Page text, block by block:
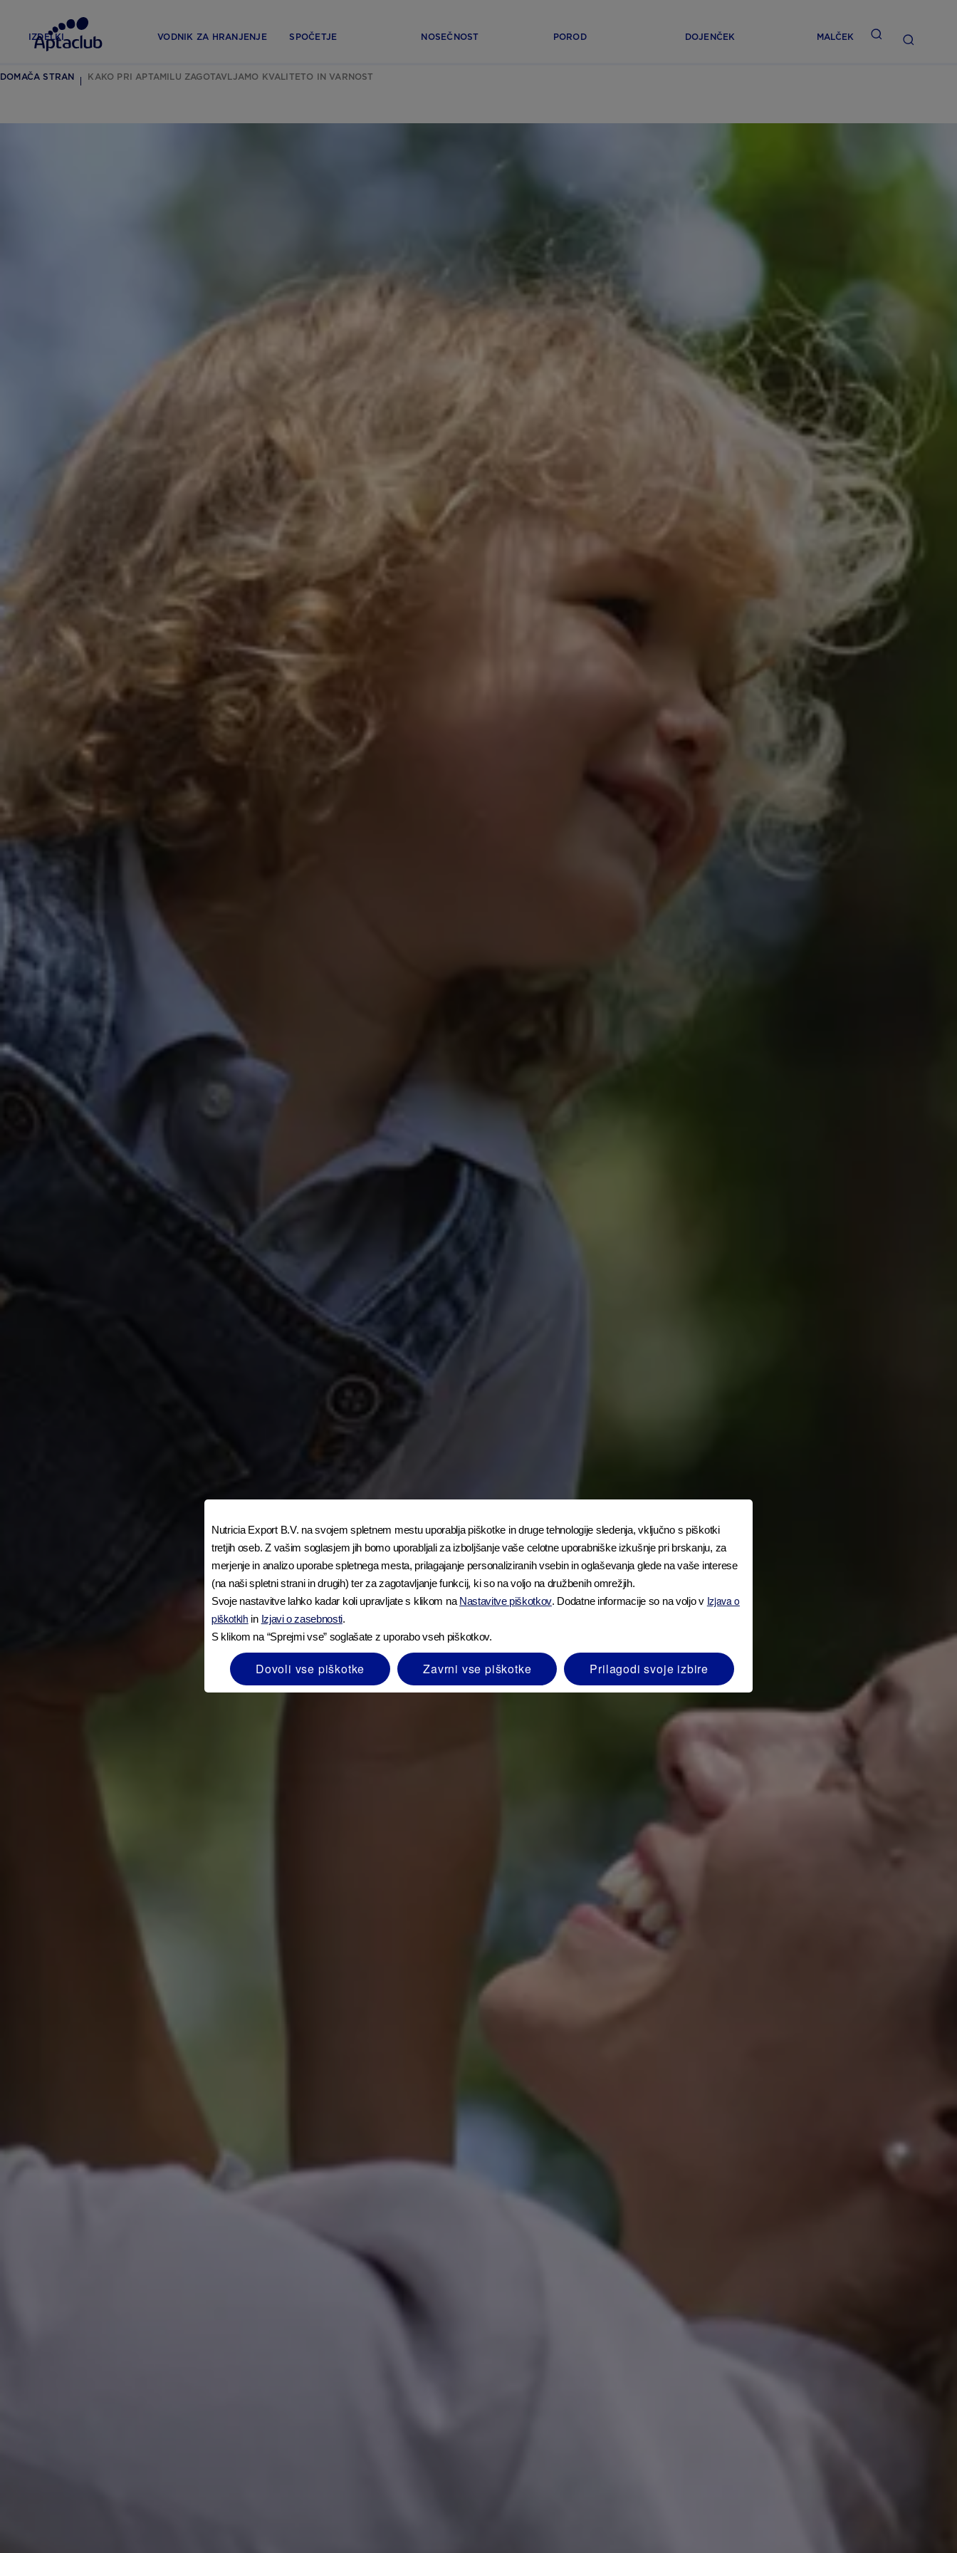
IZDELKI VODNIK ZA HRANJENJE SPOČETJE NOSEČNOST POROD DOJENČEK MALČEK
DOMAČA STRAN KAKO PRI APTAMILU ZAGOTAVLJAMO KVALITETO IN VARNOST
Nutricia Export B.V. na svojem spletnem mestu uporablja piškotke in druge tehnologije sledenja, vključno s piškotki
tretjih oseb. Z vašim soglasjem jih bomo uporabljali za izboljšanje vaše celotne uporabniške izkušnje pri brskanju, za
merjenje in analizo uporabe spletnega mesta, prilagajanje personaliziranih vsebin in oglaševanja glede na vaše interese
(na naši spletni strani in drugih) ter za zagotavljanje funkcij, ki so na voljo na družbenih omrežjih.
Svoje nastavitve lahko kadar koli upravljate s klikom na Nastavitve piškotkov. Dodatne informacije so na voljo v Izjava o
piškotkih in Izjavi o zasebnosti.
S klikom na “Sprejmi vse” soglašate z uporabo vseh piškotkov.
Dovoli vse piškotke Zavrni vse piškotke Prilagodi svoje izbire